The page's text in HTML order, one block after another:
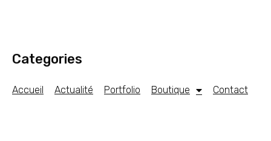
Categories
Accueil Actualité Portfolio Boutique Contact